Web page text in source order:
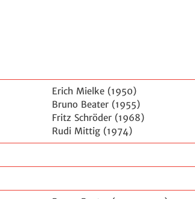
Erich Mielke (1950)
Bruno Beater (1955)
Fritz Schröder (1968)
Rudi Mittig (1974)